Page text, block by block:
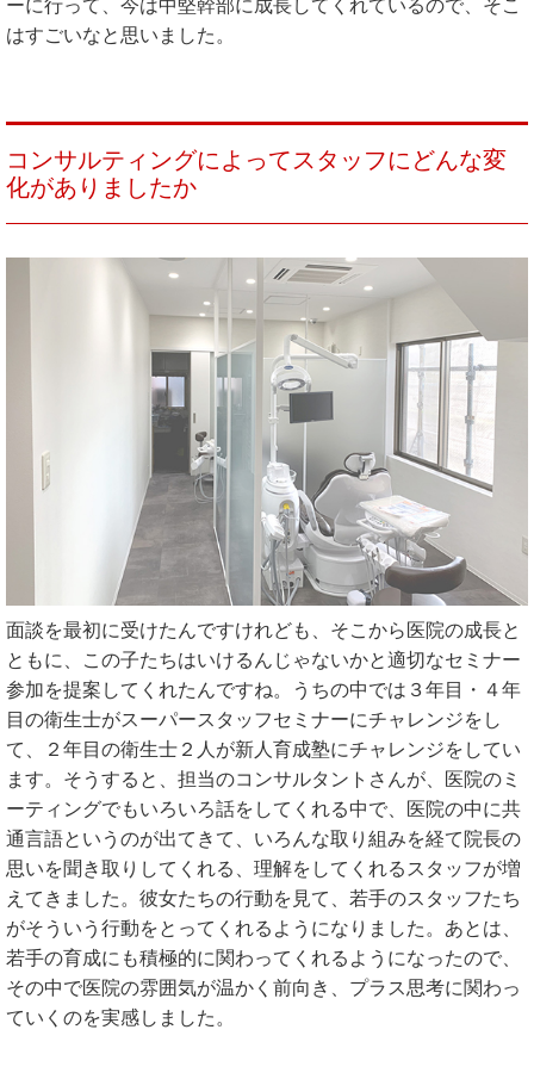
ーに行って、今は中堅幹部に成長してくれているので、そこ
はすごいなと思いました。
コンサルティングによってスタッフにどんな変
化がありましたか
面談を最初に受けたんですけれども、そこから医院の成長と
ともに、この子たちはいけるんじゃないかと適切なセミナー
参加を提案してくれたんですね。うちの中では３年目・４年
目の衛生士がスーパースタッフセミナーにチャレンジをし
て、２年目の衛生士２人が新人育成塾にチャレンジをしてい
ます。そうすると、担当のコンサルタントさんが、医院のミ
ーティングでもいろいろ話をしてくれる中で、医院の中に共
通言語というのが出てきて、いろんな取り組みを経て院長の
思いを聞き取りしてくれる、理解をしてくれるスタッフが増
えてきました。彼女たちの行動を見て、若手のスタッフたち
がそういう行動をとってくれるようになりました。あとは、
若手の育成にも積極的に関わってくれるようになったので、
その中で医院の雰囲気が温かく前向き、プラス思考に関わっ
ていくのを実感しました。